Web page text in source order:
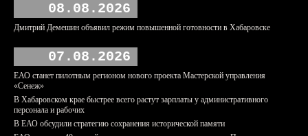
08.08.2026
Дмитрий Демешин объявил режим повышенной готовности в Хабаровске
07.08.2026
ЕАО станет пилотным регионом нового проекта Мастерской управления
«Сенеж»
В Хабаровском крае быстрее всего растут зарплаты у административного
персонала и рабочих
В ЕАО обсудили стратегию сохранения исторической памяти